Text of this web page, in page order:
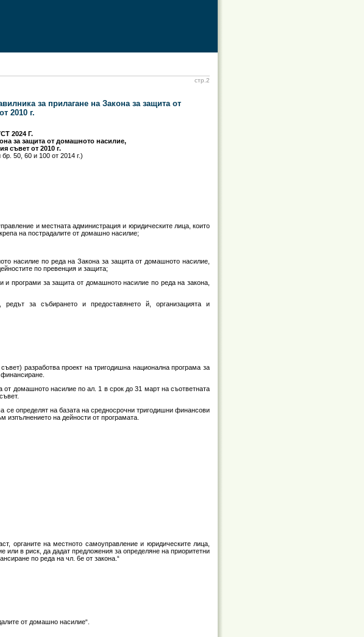
стр.2
за прилагане на Закона за защита от
2010 г.
2024 Г.
за защита от домашното насилие,
съвет от 2010 г.
50, 60 и 100 от 2014 г.)
и местната администрация и юридическите лица, които
на пострадалите от домашно насилие;
насилие по реда на Закона за защита от домашното насилие,
по превенция и защита;
и програми за защита от домашното насилие по реда на закона,
за събирането и предоставянето й, организацията и
разработва проект на тригодишна национална програма за
домашното насилие по ал. 1 в срок до 31 март на съответната
се определят на базата на средносрочни тригодишни финансови
изпълнението на дейности от програмата.
органите на местното самоуправление и юридическите лица,
в риск, да дадат предложения за определяне на приоритетни
по реда на чл. 6е от закона.“
от домашно насилие“.